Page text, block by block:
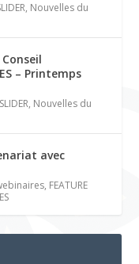
, Nouvelles du
– Printemps
, Nouvelles du
avec
, FEATURE